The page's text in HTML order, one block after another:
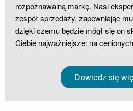
rozpoznawalną markę. Nasi
zespół sprzedaży, zapewniając
dzięki czemu będzie mógł się on
Ciebie najważniejsze: na
Dowiedz się